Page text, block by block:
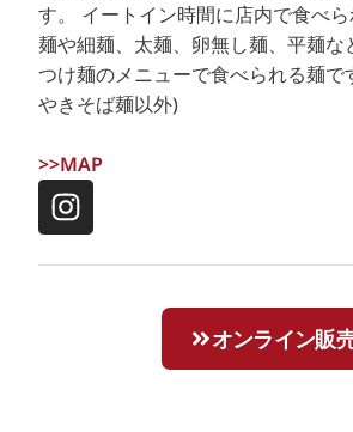
す。 イートイン時間に店内で食べ
麺や細麺、太麺、卵無し麺、平麺な
つけ麺のメニューで食べられる麺で
やきそば麺以外)
>>MAP
オンライン販